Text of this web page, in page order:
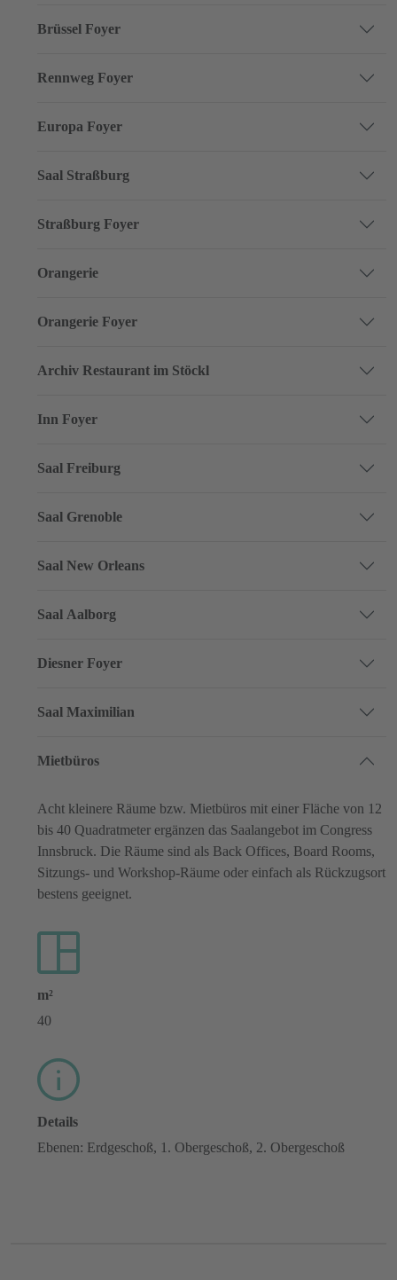
Brüssel Foyer
Rennweg Foyer
Europa Foyer
Saal Straßburg
Straßburg Foyer
Orangerie
Orangerie Foyer
Archiv Restaurant im Stöckl
Inn Foyer
Saal Freiburg
Saal Grenoble
Saal New Orleans
Saal Aalborg
Diesner Foyer
Saal Maximilian
Mietbüros
Acht kleinere Räume bzw. Mietbüros mit einer Fläche von 12
bis 40 Quadratmeter ergänzen das Saalangebot im Congress
Innsbruck. Die Räume sind als Back Offices, Board Rooms,
Sitzungs- und Workshop-Räume oder einfach als Rückzugsort
bestens geeignet.
m²
40
Details
Ebenen: Erdgeschoß, 1. Obergeschoß, 2. Obergeschoß